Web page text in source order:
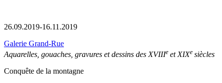
26.09.2019-16.11.2019
Galerie Grand-Rue
Aquarelles, gouaches, gravures et dessins des XVIIIe et XIXe siècles
Conquête de la montagne